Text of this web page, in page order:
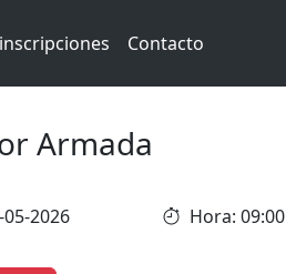
Contacto
Armada
05-2026 Hora: 09:00